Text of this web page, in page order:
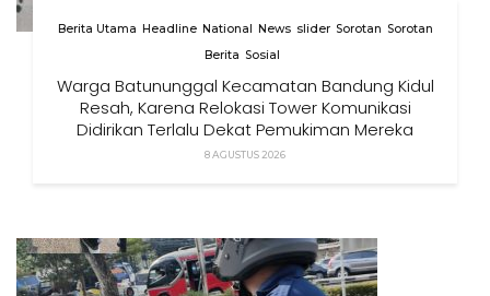
Berita Utama Headline National News slider Sorotan Sorotan
Berita Sosial
Warga Batununggal Kecamatan Bandung Kidul
Resah, Karena Relokasi Tower Komunikasi
Didirikan Terlalu Dekat Pemukiman Mereka
8 AGUSTUS 2026